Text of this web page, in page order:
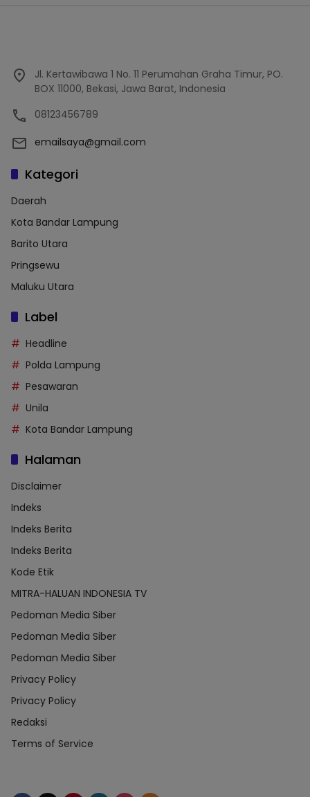
Jl. Kertawibawa 1 No. 11 Perumahan Graha Timur, PO.
BOX 11000, Bekasi, Jawa Barat, Indonesia
08123456789
emailsaya@gmail.com
Kategori
Daerah
Kota Bandar Lampung
Barito Utara
Pringsewu
Maluku Utara
Label
Headline
Polda Lampung
Pesawaran
Unila
Kota Bandar Lampung
Halaman
Disclaimer
Indeks
Indeks Berita
Indeks Berita
Kode Etik
MITRA-HALUAN INDONESIA TV
Pedoman Media Siber
Pedoman Media Siber
Pedoman Media Siber
Privacy Policy
Privacy Policy
Redaksi
Terms of Service